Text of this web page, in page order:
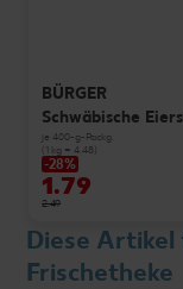
BÜRGER
Schwäbische
je 400-g-Packg.
(1 kg = 4.48)
-28%
1.79
2.49
Diese
Frischetheke